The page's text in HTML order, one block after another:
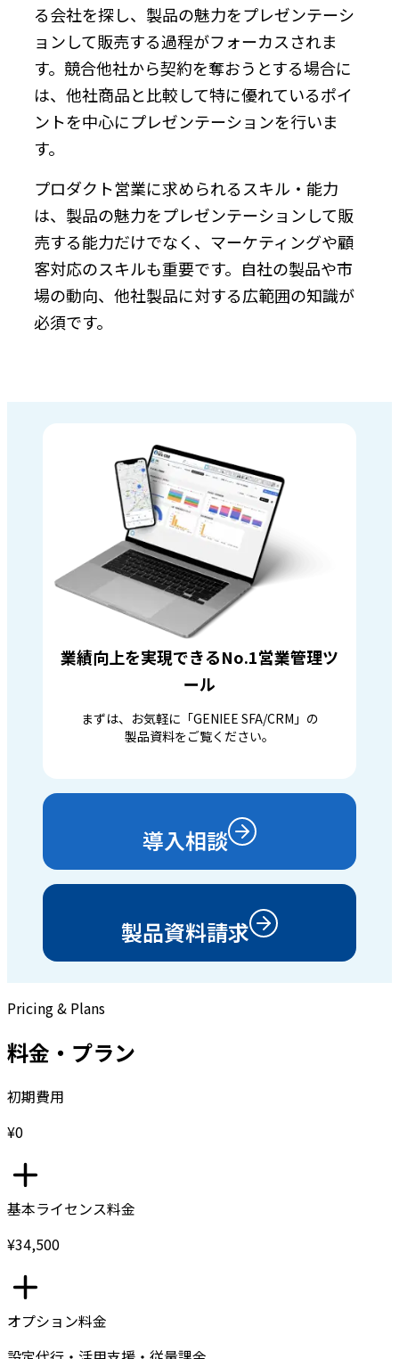
る会社を探し、製品の魅力をプレゼンテーシ
ョンして販売する過程がフォーカスされま
す。競合他社から契約を奪おうとする場合に
は、他社商品と比較して特に優れているポイ
ントを中心にプレゼンテーションを行いま
す。
プロダクト営業に求められるスキル・能力
は、製品の魅力をプレゼンテーションして販
売する能力だけでなく、マーケティングや顧
客対応のスキルも重要です。自社の製品や市
場の動向、他社製品に対する広範囲の知識が
必須です。
業績向上を実現できるNo.1営業管理ツ
ール
まずは、お気軽に「GENIEE SFA/CRM」の
製品資料をご覧ください。
導入相談
製品資料請求
Pricing & Plans
料金・プラン
初期費用
¥0
基本ライセンス料金
¥34,500
オプション料金